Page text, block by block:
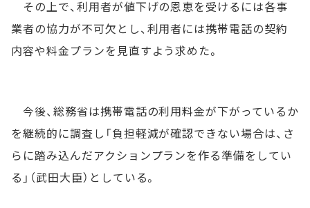
その上で、利用者が値下げの恩恵を受けるには各事
業者の協力が不可欠とし、利用者には携帯電話の契約
内容や料金プランを見直すよう求めた。
今後、総務省は携帯電話の利用料金が下がっているか
を継続的に調査し「負担軽減が確認できない場合は、さ
らに踏み込んだアクションプランを作る準備をしてい
る」（武田大臣）としている。